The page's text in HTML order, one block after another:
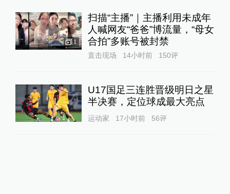
1
扫描“主播”｜主播利用未成年
人喊网友“爸爸”博流量，“母女
合拍”多账号被封禁
直击现场 14小时前 150评
U17国足三连胜晋级明日之星
半决赛，定位球成最大亮点
运动家 17小时前 56评